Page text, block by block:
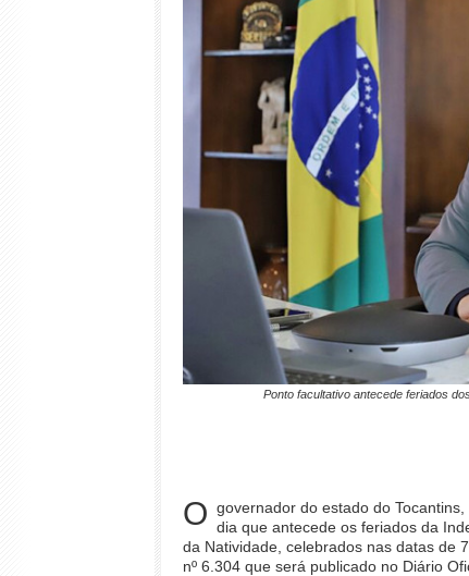
Ponto facultativo antecede feriados
O governador do estado do
dia que antecede os feriados da
da Natividade, celebrados nas datas de
nº 6.304 que será publicado no Diário